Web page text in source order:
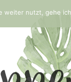
weiter nutzt, gehe